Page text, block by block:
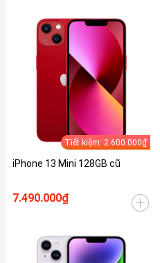
Tiết kiệm: 2.600.000₫
iPhone 13 Mini 128GB cũ
7.490.000₫